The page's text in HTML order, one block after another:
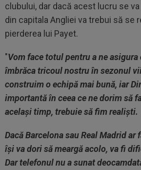
clubului, dar dacă acest lucru se
din capitala Angliei va trebui să se
pierderea lui Payet.
"Vom face totul pentru a ne
îmbrăca tricoul nostru în sezonul
construim o echipă mai bună, iar
importantă în ceea ce ne dorim să
acelaşi timp, trebuie să fim realişti.
Dacă Barcelona sau Real Madrid ar
îşi va dori să meargă acolo, va fi
Dar telefonul nu a sunat